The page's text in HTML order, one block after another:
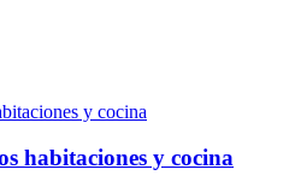
habitaciones y cocina